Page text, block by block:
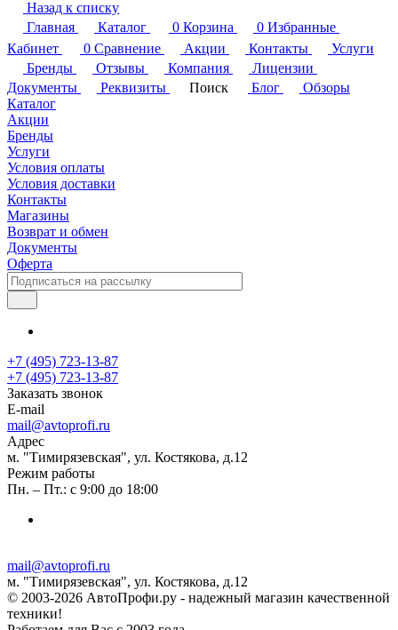
Назад к списку
Главная
Каталог 0 Корзина 0 Избранные
Кабинет
0 Сравнение Акции Контакты
Услуги
Бренды
Отзывы Компания
Лицензии
Документы
Реквизиты Поиск Блог
Обзоры
Каталог
Акции
Бренды
Услуги
Условия оплаты
Условия доставки
Контакты
Магазины
Возврат и обмен
Документы
Оферта
+7 (495) 723-13-87
+7 (495) 723-13-87
Заказать звонок
E-mail
mail@avtoprofi.ru
Адрес
м. "Тимирязевская", ул. Костякова, д.12
Режим работы
Пн. – Пт.: с 9:00 до 18:00
mail@avtoprofi.ru
м. "Тимирязевская", ул. Костякова, д.12
© 2003-2026 АвтоПрофи.ру - надежный магазин качественной
техники!